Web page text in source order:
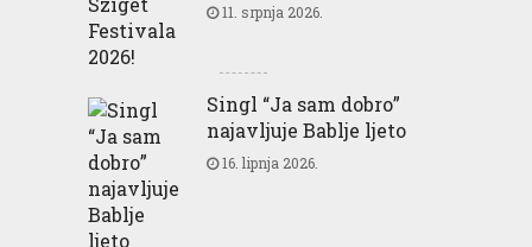
11. srpnja 2026.
Singl “Ja sam dobro”
najavljuje Bablje ljeto
16. lipnja 2026.